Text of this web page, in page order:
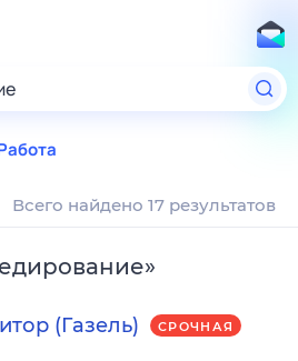
Всего найдено 17 результатов
»
(Газель) СРОЧНАЯ